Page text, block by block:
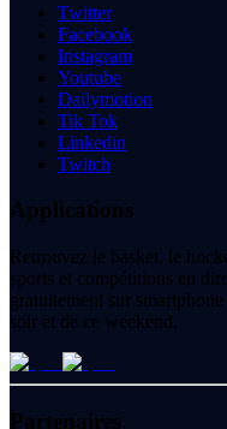
Twitter
Facebook
Instagram
Youtube
Dailymotion
Tik Tok
Linkedin
Twitch
Applications
Retrouvez le basket, le
sports et compétitions en
gratuitement sur
soir et de ce weekend.
Partenaires